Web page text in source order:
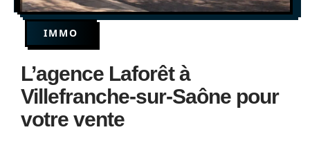
IMMO
L’agence Laforêt à
Villefranche-sur-Saône pour
votre vente